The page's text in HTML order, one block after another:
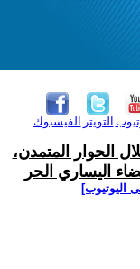
الفيسبوك التويتر
الحوار المتمدن،
اليساري الحر
اليوتيوب]